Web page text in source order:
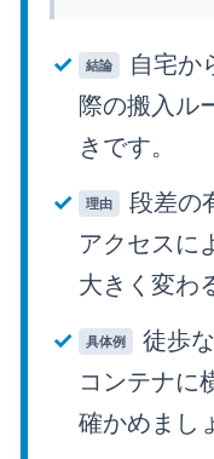
結論
自宅か
際の搬入ル
きです。
理由
段差の
アクセスに
大きく変わ
具体例
徒歩
コンテナに
確かめまし